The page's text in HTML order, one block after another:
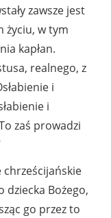
zawsze jest
życiu, w tym
kapłan.
realnego, z
i
i
zaś prowadzi
chrześcijańskie
dziecka Bożego,
go przez to